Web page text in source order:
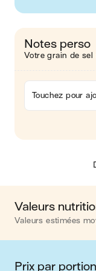
Notes perso
Votre grain de sel
Touchez pour
Valeurs
Valeurs estimées
Calories
Prix par portion